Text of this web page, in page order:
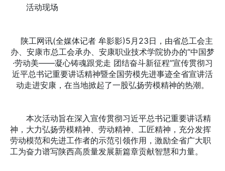
活动现场
陕工网讯(全媒体记者 牟影影)5月23日，由省总工会主
办、安康市总工会承办、安康职业技术学院协办的“中国梦
·劳动美——凝心铸魂跟党走 团结奋斗新征程”宣传贯彻习
近平总书记重要讲话精神暨全国劳模先进事迹全省宣讲活
动走进安康，在当地掀起了一股弘扬劳模精神的热潮。
本次活动旨在深入宣传贯彻习近平总书记重要讲话精
神，大力弘扬劳模精神、劳动精神、工匠精神，充分发挥
劳动模范和先进工作者的示范引领作用，激励全省广大职
工为奋力谱写陕西高质量发展新篇章贡献智慧和力量。